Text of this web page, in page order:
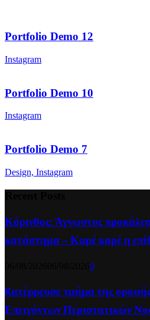
Portfolio Demo 12
Instagram
Portfolio Demo 10
Instagram
Portfolio Demo 7
Design, Instagram
Κόρινθος: Άγνωστος
κατάστημα – Καρέ καρέ η
0
Kατέρρευσε τμήμα της
Επειγόντων Περιστατικών